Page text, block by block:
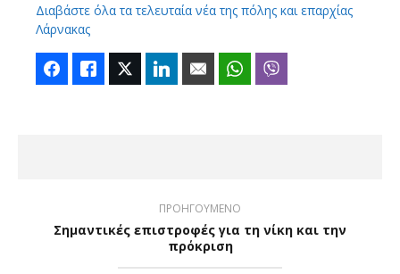
Διαβάστε όλα τα τελευταία νέα της πόλης και επαρχίας
Λάρνακας
FacebookLike Twitter LinkedIn Email WhatsApp
ΠΡΟΗΓΟΥΜΕΝΟ
Σημαντικές επιστροφές για τη νίκη και την
πρόκριση